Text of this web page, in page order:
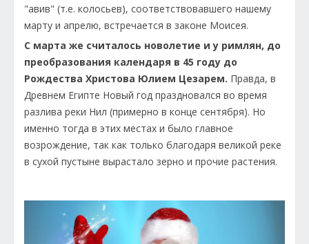
"авив" (т.е. колосьев), соответствовавшего нашему
марту и апрелю, встречается в законе Моисея.
С марта же считалось новолетие и у римлян, до
преобразования календаря в 45 году до
Рождества Христова Юлием Цезарем. Правда, в
Древнем Египте Новый год праздновался во время
разлива реки Нил (примерно в конце сентября). Но
именно тогда в этих местах и было главное
возрождение, так как только благодаря великой реке
в сухой пустыне вырастало зерно и прочие растения.